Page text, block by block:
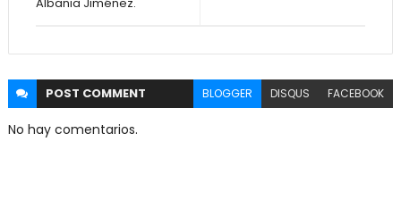
Albania Jiménez.
POST COMMENT BLOGGER DISQUS FACEBOOK
No hay comentarios.